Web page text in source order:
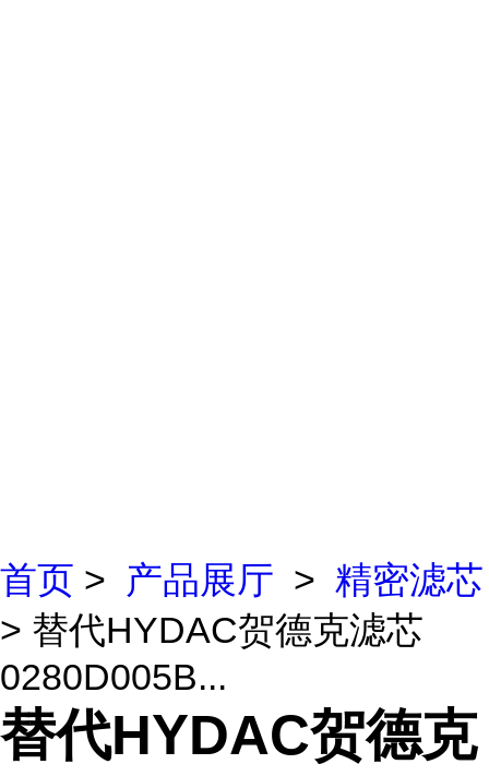
首页 > 产品展厅 > 精密滤芯
> 替代HYDAC贺德克滤芯
0280D005B...
替代HYDAC贺德克